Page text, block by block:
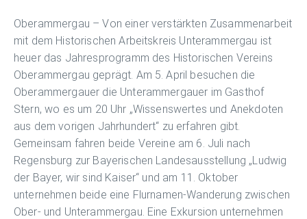
Oberammergau – Von einer verstärkten Zusammenarbeit
mit dem Historischen Arbeitskreis Unterammergau ist
heuer das Jahresprogramm des Historischen Vereins
Oberammergau geprägt. Am 5. April besuchen die
Oberammergauer die Unterammergauer im Gasthof
Stern, wo es um 20 Uhr „Wissenswertes und Anekdoten
aus dem vorigen Jahrhundert“ zu erfahren gibt.
Gemeinsam fahren beide Vereine am 6. Juli nach
Regensburg zur Bayerischen Landesausstellung „Ludwig
der Bayer, wir sind Kaiser“ und am 11. Oktober
unternehmen beide eine Flurnamen-Wanderung zwischen
Ober- und Unterammergau. Eine Exkursion unternehmen